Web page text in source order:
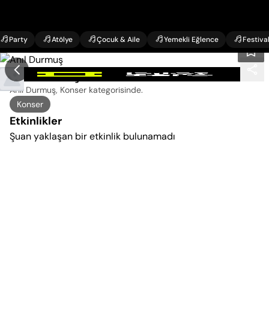
Party Atölye Çocuk & Aile Yemekli Eğlence Festival
Anıl Durmuş Konseri
Anıl Durmuş, Konser kategorisinde.
Konser
Etkinlikler
Şuan yaklaşan bir etkinlik bulunamadı